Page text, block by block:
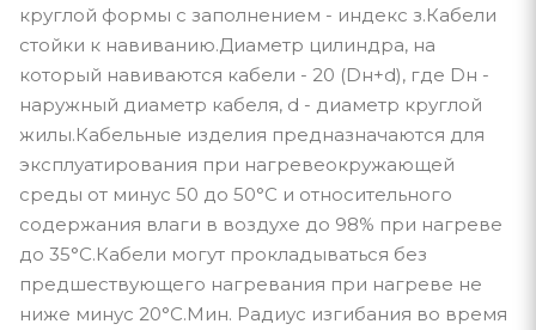
круглой формы с заполнением - индекс з.Кабели
стойки к навиванию.Диаметр цилиндра, на
который навиваются кабели - 20 (Dн+d), где Dн -
наружный диаметр кабеля, d - диаметр круглой
жилы.Кабельные изделия предназначаются для
эксплуатирования при нагревеокружающей
среды от минус 50 до 50°С и относительного
содержания влаги в воздухе до 98% при нагреве
до 35°С.Кабели могут прокладываться без
предшествующего нагревания при нагреве не
ниже минус 20°С.Мин. Радиус изгибания во время